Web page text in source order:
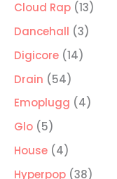
producto
Cloud Rap 1313
Dancehall 33
Digicore 1414
Drain 5454
productos
Emoplugg 44
Glo 55
productos
House 44
productos
Hyperpop 3838